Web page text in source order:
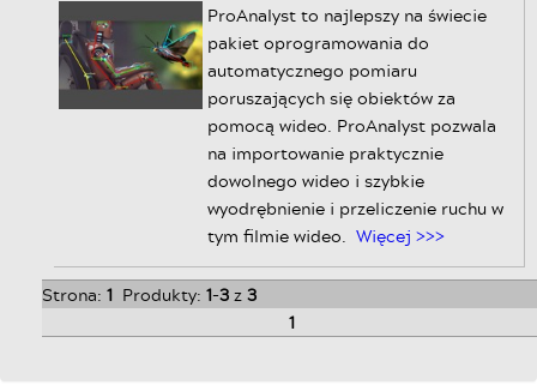
ProAnalyst to najlepszy na świecie
pakiet oprogramowania do
automatycznego pomiaru
poruszających się obiektów za
pomocą wideo. ProAnalyst pozwala
na importowanie praktycznie
dowolnego wideo i szybkie
wyodrębnienie i przeliczenie ruchu w
tym filmie wideo. Więcej >>>
Strona: 1 Produkty: 1-3z3
1